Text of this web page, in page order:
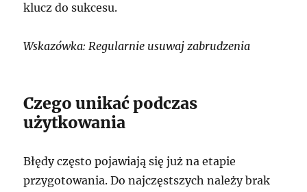
klucz do sukcesu.
Wskazówka: Regularnie usuwaj zabrudzenia
Czego unikać podczas
użytkowania
Błędy często pojawiają się już na etapie
przygotowania. Do najczęstszych należy brak